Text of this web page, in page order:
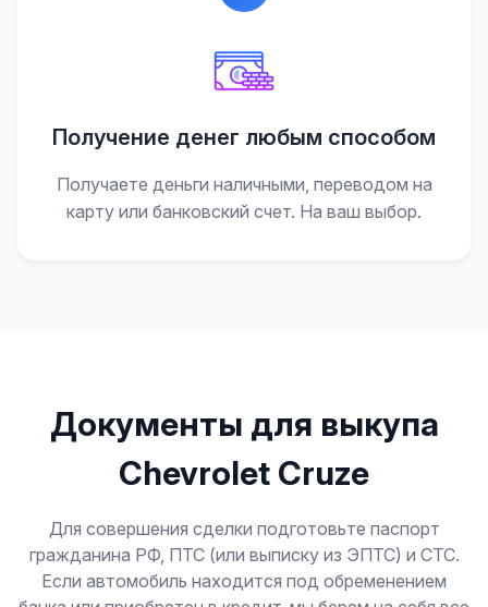
Получение денег любым способом
Получаете деньги наличными, переводом на
карту или банковский счет. На ваш выбор.
Документы для выкупа
Chevrolet Cruze
Для совершения сделки подготовьте паспорт
гражданина РФ, ПТС (или выписку из ЭПТС) и СТС.
Если автомобиль находится под обременением